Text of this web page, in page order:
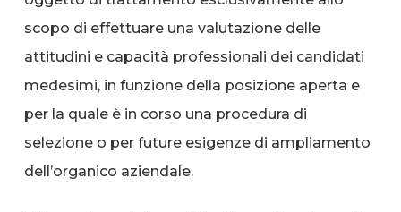
scopo di effettuare una valutazione delle
attitudini e capacità professionali dei candidati
medesimi, in funzione della posizione aperta e
per la quale è in corso una procedura di
selezione o per future esigenze di ampliamento
dell’organico aziendale.